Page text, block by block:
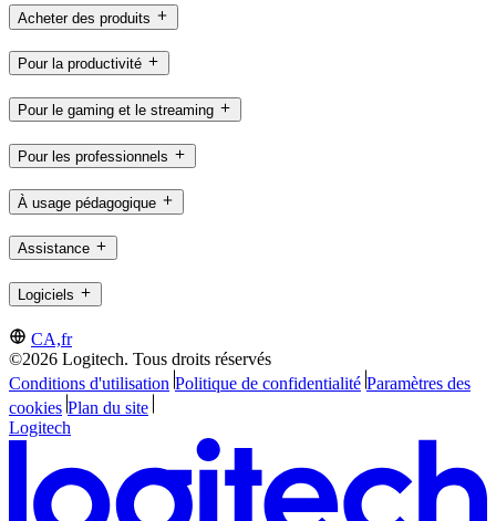
Acheter des produits
Pour la productivité
Pour le gaming et le streaming
Pour les professionnels
À usage pédagogique
Assistance
Logiciels
CA,fr
©2026 Logitech. Tous droits réservés
Conditions d'utilisation Politique de confidentialité Paramètres des
cookies Plan du site
Logitech